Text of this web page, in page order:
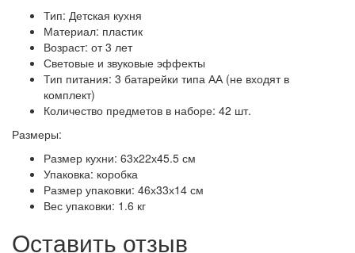
Тип: Детская кухня
Материал: пластик
Возраст: от 3 лет
Световые и звуковые эффекты
Тип питания: 3 батарейки типа АА (не входят в
комплект)
Количество предметов в наборе: 42 шт.
Размеры:
Размер кухни: 63х22х45.5 см
Упаковка: коробка
Размер упаковки: 46х33х14 см
Вес упаковки: 1.6 кг
Оставить отзыв